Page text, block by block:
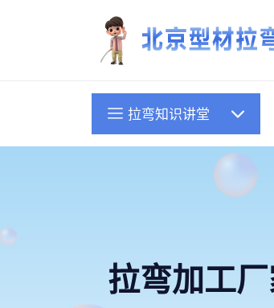
拉弯知识讲堂
拉弯加工